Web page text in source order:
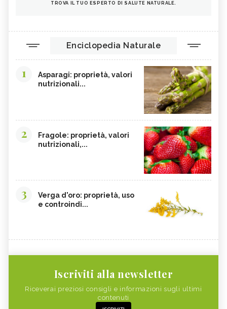
TROVA IL TUO ESPERTO DI SALUTE NATURALE.
Enciclopedia Naturale
1
Asparagi: proprietà, valori
nutrizionali...
2
Fragole: proprietà, valori
nutrizionali,...
3
Verga d'oro: proprietà, uso
e controindi...
Iscriviti alla newsletter
Riceverai preziosi consigli e informazioni sugli ultimi
contenuti